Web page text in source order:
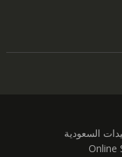
السعودية
Online